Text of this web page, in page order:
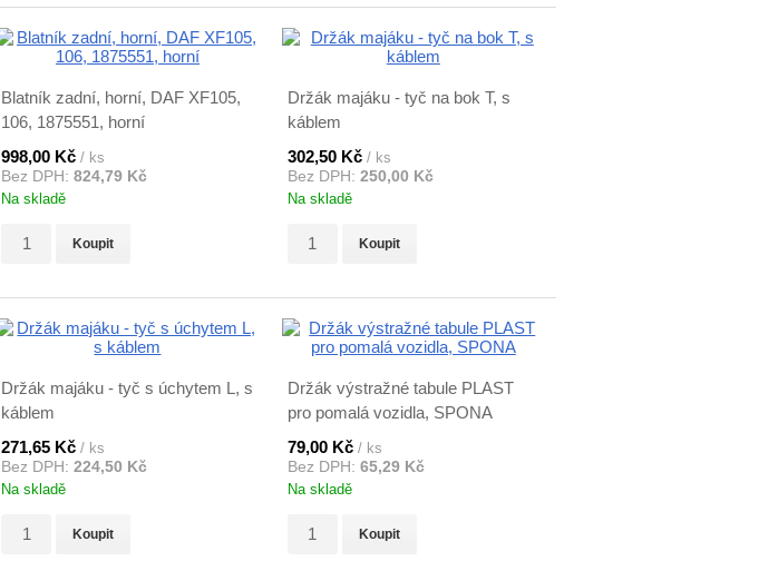
Blatník zadní, horní, DAF XF105,
106, 1875551, horní
998,00 Kč/ ks
Bez DPH: 824,79 Kč
Na skladě
Koupit
Držák majáku - tyč na bok T, s
káblem
302,50 Kč / ks
Bez DPH: 250,00 Kč
Na skladě
Koupit
Držák majáku - tyč s úchytem L, s
káblem
271,65 Kč/ ks
Bez DPH: 224,50 Kč
Na skladě
Koupit
Držák výstražné tabule PLAST
pro pomalá vozidla, SPONA
79,00 Kč / ks
Bez DPH: 65,29 Kč
Na skladě
Koupit